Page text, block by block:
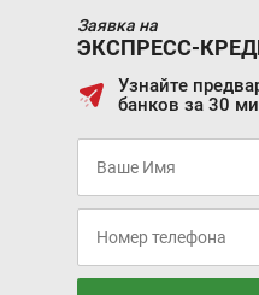
Заявка на
ЭКСПРЕСС-
Узнайте
банков за 30